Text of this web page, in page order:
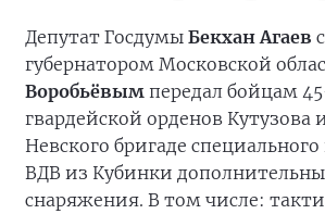
Депутат Госдумы Бекхан Агаев
губернатором Московской
Воробьёвым передал бойцам
гвардейской орденов Кутузова
Невского бригаде
ВДВ из Кубинки
снаряжения. В том числе: